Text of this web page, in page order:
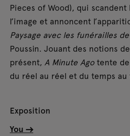
Pieces of Wood), qui
l’image et annoncent
Paysage avec les funérailles
Poussin. Jouant des notions
présent, A Minute Agotente de
du réel au réel et du temps au
Exposition
You